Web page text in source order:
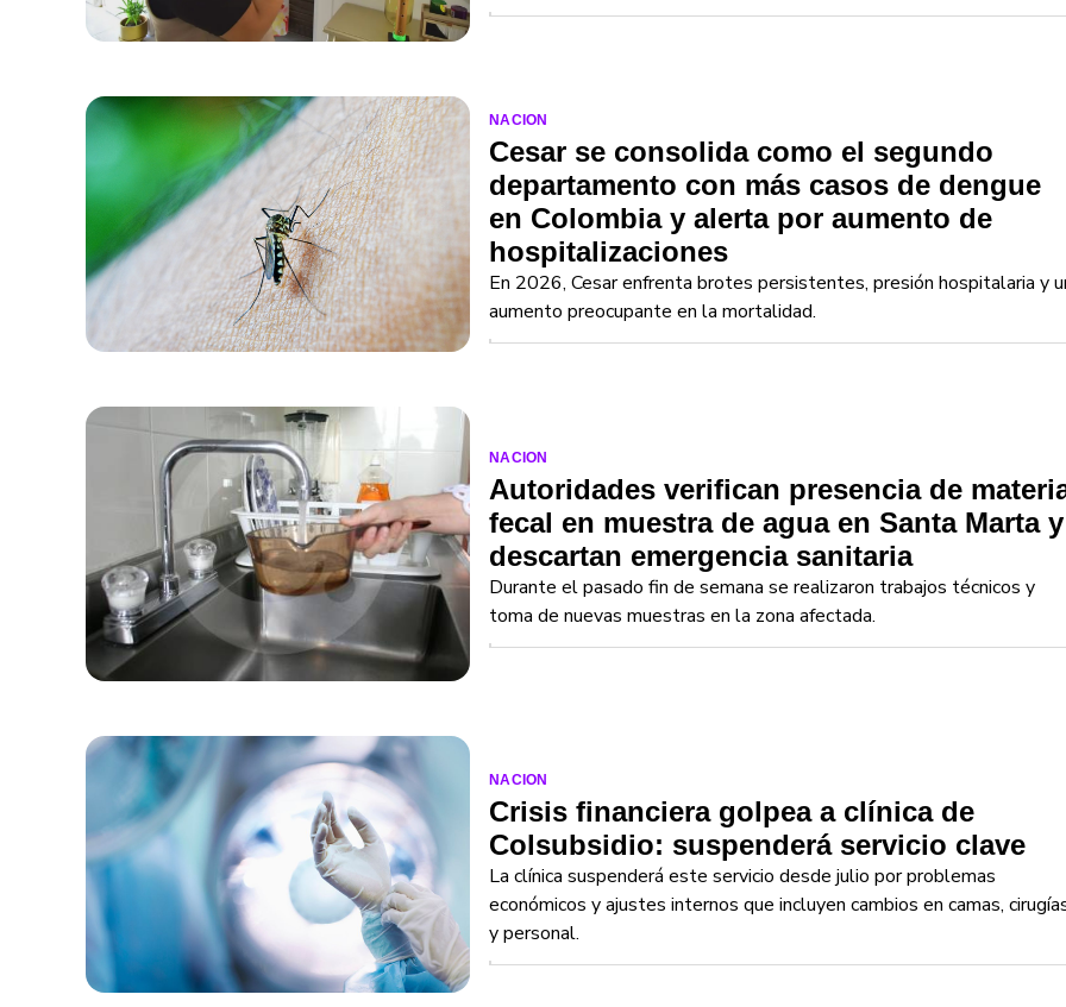
NACION
Cesar se consolida como el segundo
departamento con más casos de dengue
en Colombia y alerta por aumento de
hospitalizaciones
En 2026, Cesar enfrenta brotes persistentes, presión hospitalaria y
aumento preocupante en la mortalidad.
NACION
Autoridades verifican presencia de
fecal en muestra de agua en Santa Marta y
descartan emergencia sanitaria
Durante el pasado fin de semana se realizaron trabajos técnicos y
toma de nuevas muestras en la zona afectada.
NACION
Crisis financiera golpea a clínica de
Colsubsidio: suspenderá servicio clave
La clínica suspenderá este servicio desde julio por problemas
económicos y ajustes internos que incluyen cambios en camas,
y personal.